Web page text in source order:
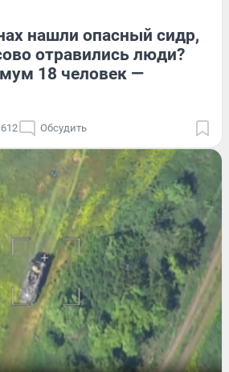
нашли опасный сидр,
отравились люди?
18 человек —
612 Обсудить